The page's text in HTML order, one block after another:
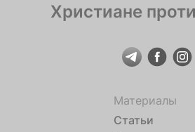
Христиане
Материалы
Статьи